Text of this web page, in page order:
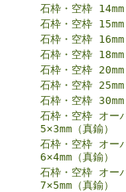
石枠・空枠 14mm
石枠・空枠 15mm
石枠・空枠 16mm
石枠・空枠 18mm
石枠・空枠 20mm
石枠・空枠 25mm
石枠・空枠 30mm
石枠・空枠 オー
5×3mm（真鍮）
石枠・空枠 オー
6×4mm（真鍮）
石枠・空枠 オー
7×5mm（真鍮）